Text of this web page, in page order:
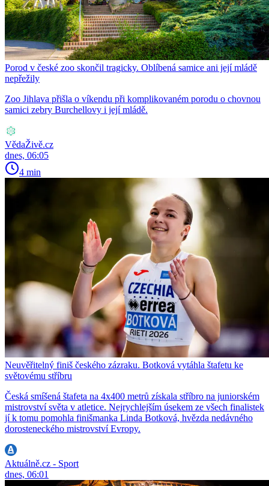
Porod v české zoo skončil tragicky. Oblíbená samice ani její mládě
nepřežily
Zoo Jihlava přišla o víkendu při komplikovaném porodu o chovnou
samici zebry Burchellovy i její mládě.
VědaŽivě.cz
dnes, 06:05
4 min
Neuvěřitelný finiš českého zázraku. Botková vytáhla štafetu ke
světovému stříbru
Česká smíšená štafeta na 4x400 metrů získala stříbro na juniorském
mistrovství světa v atletice. Nejrychlejším úsekem ze všech finalistek
jí k tomu pomohla finišmanka Linda Botková, hvězda nedávného
dorosteneckého mistrovství Evropy.
Aktuálně.cz - Sport
dnes, 06:01